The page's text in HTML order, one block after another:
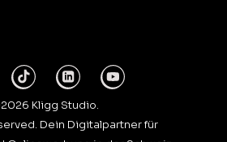
Kligg Studio.
Dein Digitalpartner für